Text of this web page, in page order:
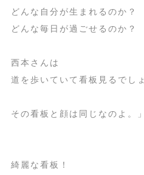
どんな自分が生まれるのか？
どんな毎日が過ごせるのか？
西本さんは
道を歩いていて看板見るでし
その看板と顔は同じなのよ。」
綺麗な看板！